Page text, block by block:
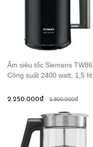
Ấm siêu tốc Siemens
Công suất 2400 watt, 1,5 lít
2.250.000₫ 2.800.000₫